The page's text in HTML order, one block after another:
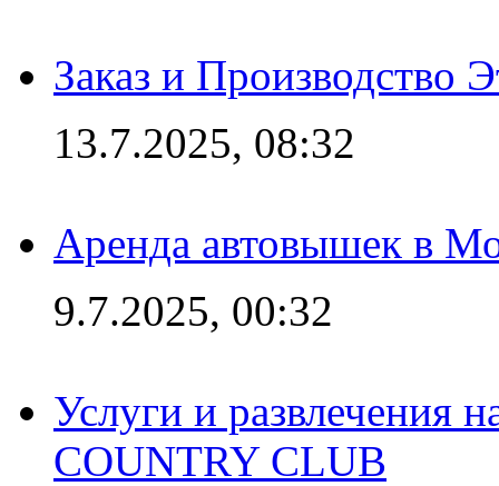
Заказ и Производство
13.7.2025, 08:32
Аренда автовышек в
9.7.2025, 00:32
Услуги и развлечения
COUNTRY CLUB